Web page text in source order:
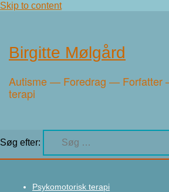
Skip to content
Birgitte Mølgård
Autisme — Foredrag — Forfatter
terapi
Søg efter:
Psykomotorisk terapi